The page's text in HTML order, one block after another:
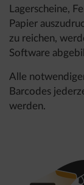
Lagerscheine,
Papier
zu reichen,
Software
Alle
Barcodes
werden.